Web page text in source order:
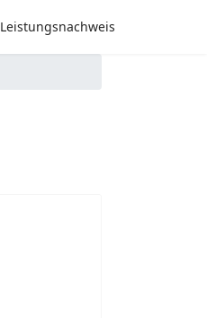
Leistungsnachweis